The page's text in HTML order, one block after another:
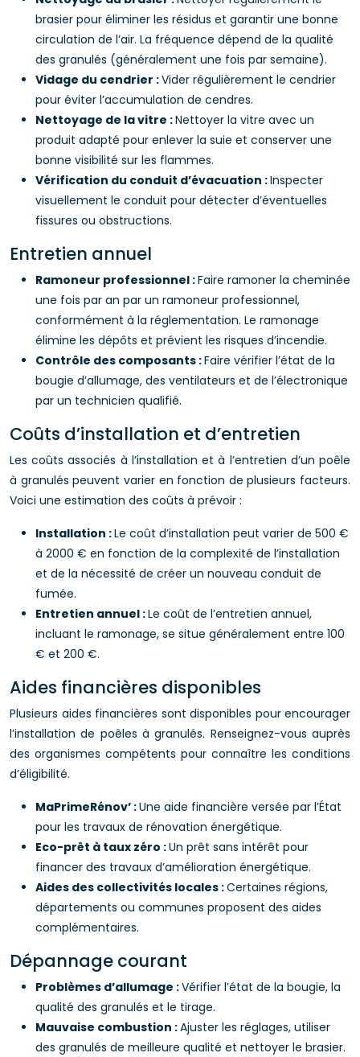
brasier pour éliminer les résidus et garantir une bonne
circulation de l’air. La fréquence dépend de la qualité
des granulés (généralement une fois par semaine).
Vidage du cendrier :Vider régulièrement le cendrier
pour éviter l’accumulation de cendres.
Nettoyage de la vitre :Nettoyer la vitre avec un
produit adapté pour enlever la suie et conserver une
bonne visibilité sur les flammes.
Vérification du conduit d’évacuation :Inspecter
visuellement le conduit pour détecter d’éventuelles
fissures ou obstructions.
Entretien annuel
Ramoneur professionnel :Faire ramoner la cheminée
une fois par an par un ramoneur professionnel,
conformément à la réglementation. Le ramonage
élimine les dépôts et prévient les risques d’incendie.
Contrôle des composants :Faire vérifier l’état de la
bougie d’allumage, des ventilateurs et de l’électronique
par un technicien qualifié.
Coûts d’installation et d’entretien
Les coûts associés à l’installation et à l’entretien d’un poêle
à granulés peuvent varier en fonction de plusieurs facteurs.
Voici une estimation des coûts à prévoir :
Installation :Le coût d’installation peut varier de 500 €
à 2000 € en fonction de la complexité de l’installation
et de la nécessité de créer un nouveau conduit de
fumée.
Entretien annuel :Le coût de l’entretien annuel,
incluant le ramonage, se situe généralement entre 100
€ et 200 €.
Aides financières disponibles
Plusieurs aides financières sont disponibles pour encourager
l’installation de poêles à granulés. Renseignez-vous auprès
des organismes compétents pour connaître les conditions
d’éligibilité.
MaPrimeRénov’ :Une aide financière versée par l’État
pour les travaux de rénovation énergétique.
Eco-prêt à taux zéro :Un prêt sans intérêt pour
financer des travaux d’amélioration énergétique.
Aides des collectivités locales :Certaines régions,
départements ou communes proposent des aides
complémentaires.
Dépannage courant
Problèmes d’allumage :Vérifier l’état de la bougie, la
qualité des granulés et le tirage.
Mauvaise combustion :Ajuster les réglages, utiliser
des granulés de meilleure qualité et nettoyer le brasier.